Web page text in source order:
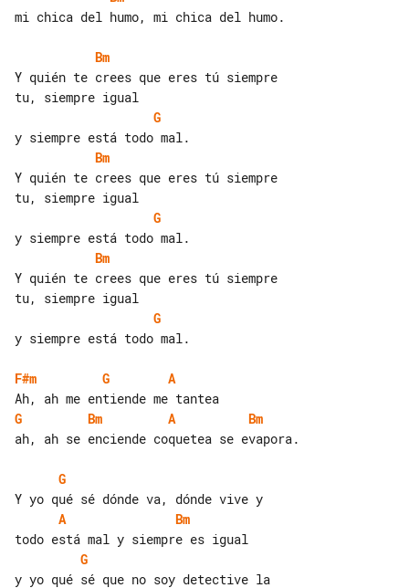
mi chica del humo, mi chica del humo.
Bm
Y quién te crees que eres tú siempre
G
Bm
Y quién te crees que eres tú siempre
G
Bm
Y quién te crees que eres tú siempre
G
y siempre está todo mal.
F#m G
A
G
Bm A
Bm
ah, ah se enciende coquetea se evapora.
G
A
Bm
G